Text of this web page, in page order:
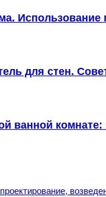
Использование
для стен.
ванной комнате: